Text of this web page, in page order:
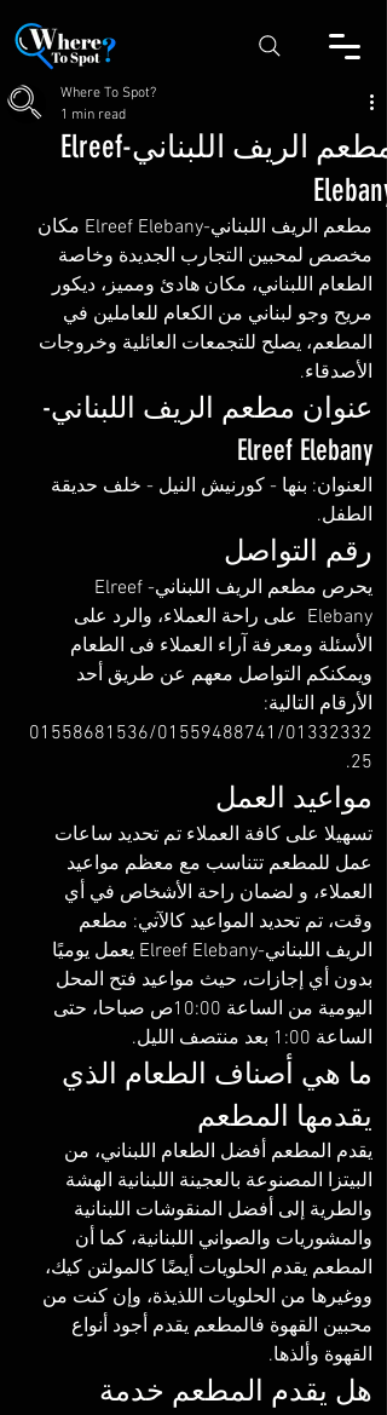
مطعم الريف اللبناني-Elreef
Elebany
Where To Spot?
1 min read
مطعم الريف اللبناني-Elreef Elebany مكان
مخصص لمحبين التجارب الجديدة وخاصة
الطعام اللبناني، مكان هادئ ومميز، ديكور
مريح وجو لبناني من الكعام للعاملين في
المطعم، يصلح للتجمعات العائلية وخروجات
الأصدقاء.
عنوان مطعم الريف اللبناني-
Elreef Elebany
العنوان: بنها - كورنيش النيل - خلف حديقة
الطفل.
رقم التواصل
يحرص مطعم الريف اللبناني-Elreef
Elebany  على راحة العملاء، والرد على
الأسئلة ومعرفة آراء العملاء فى الطعام
ويمكنكم التواصل معهم عن طريق أحد
الأرقام التالية:
01558681536/01559488741/01332332
25‏.
مواعيد العمل
تسهيلا على كافة العملاء تم تحديد ساعات
عمل للمطعم تتناسب مع معظم مواعيد
العملاء، و لضمان راحة الأشخاص في أي
وقت، تم تحديد المواعيد كالآتي: مطعم
الريف اللبناني-Elreef Elebany يعمل يوميًا
بدون أي إجازات، حيث مواعيد فتح المحل
اليومية من الساعة 10:00ص صباحا، حتى
الساعة 1:00 بعد منتصف الليل.
ما هي أصناف الطعام الذي
يقدمها المطعم
يقدم المطعم أفضل الطعام اللبناني، من
البيتزا المصنوعة بالعجينة اللبنانية الهشة
والطرية إلى أفضل المنقوشات اللبنانية
والمشوريات والصواني اللبنانية، كما أن
المطعم يقدم الحلويات أيضًا كالمولتن كيك،
ووغيرها من الحلويات اللذيذة، وإن كنت من
محبين القهوة فالمطعم يقدم أجود أنواع
القهوة وألذها.
هل يقدم المطعم خدمة